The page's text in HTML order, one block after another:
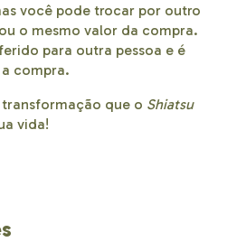
você pode trocar por outro
o mesmo valor da compra.
para outra pessoa e é
compra.
que o Shiatsu
vida!